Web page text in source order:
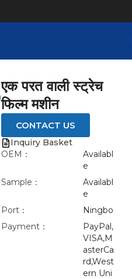
एक परत वाली स्ट्रेच
फिल्म मशीन
CONTACT US
Inquiry Basket
OEM：
Availabl
e
Sample：
Availabl
e
Port：
Ningbo
Payment：
PayPal,
VISA,M
asterCa
rd,West
ern Uni